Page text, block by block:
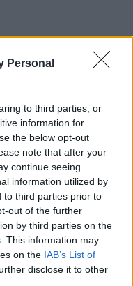
Personal
to third parties, or
information for
the below opt-out
note that after your
continue seeing
information utilized by
to third parties prior to
out of the further
by third parties on the
This information may
on the IAB’s List of
disclose it to other
circuitos
como una región
con paisajes,
de encontrar en
de más de 19